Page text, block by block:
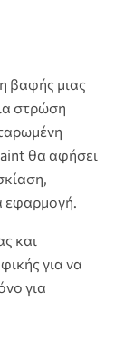
βαφής μιας
στρώση
θα αφήσει
εφαρμογή.
και
για να
για